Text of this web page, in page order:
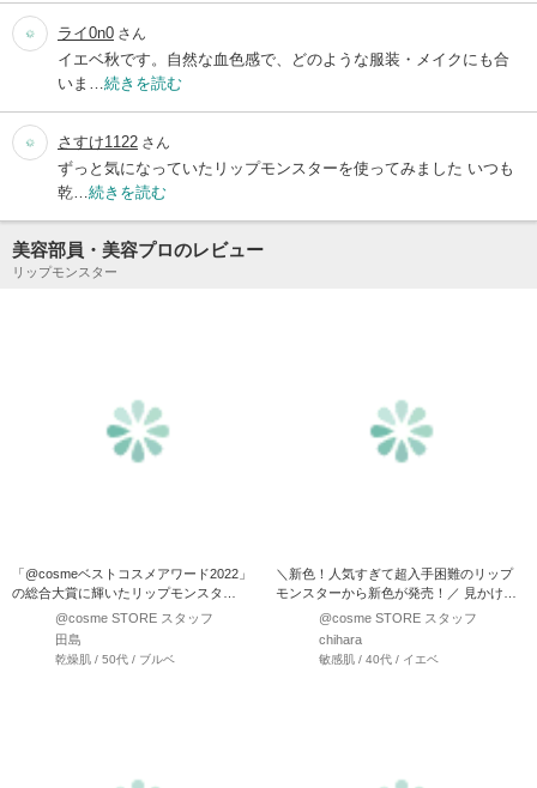
ライ0n0 さん
イエベ秋です。自然な血色感で、どのような服装・メイクにも合
いま… 続きを読む
さすけ1122 さん
ずっと気になっていたリップモンスターを使ってみました いつも
乾… 続きを読む
美容部員・美容プロのレビュー
リップモンスター
「@cosmeベストコスメアワード2022」
の総合大賞に輝いたリップモンスタ
ー！！ 落ちにく…
@cosme STORE スタッフ
田島
乾燥肌 / 50代 / ブルベ
＼新色！人気すぎて超入手困難のリップ
モンスターから新色が発売！／ 見かけた
ら絶対買いのリップ…
@cosme STORE スタッフ
chihara
敏感肌 / 40代 / イエベ